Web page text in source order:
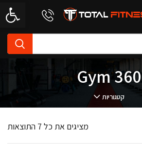
פתח
Gym 360
קטגוריות
מציגים את כל ⁦7⁩ התוצאות